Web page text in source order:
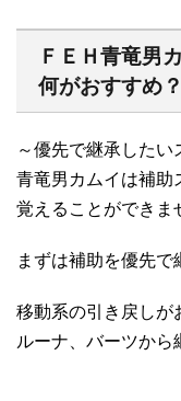
ＦＥＨ青竜男
何がおすすめ？
～優先で継承したい
青竜男カムイは補助
覚えることができま
まずは補助を優先で
移動系の引き戻しが
ルーナ、バーツから